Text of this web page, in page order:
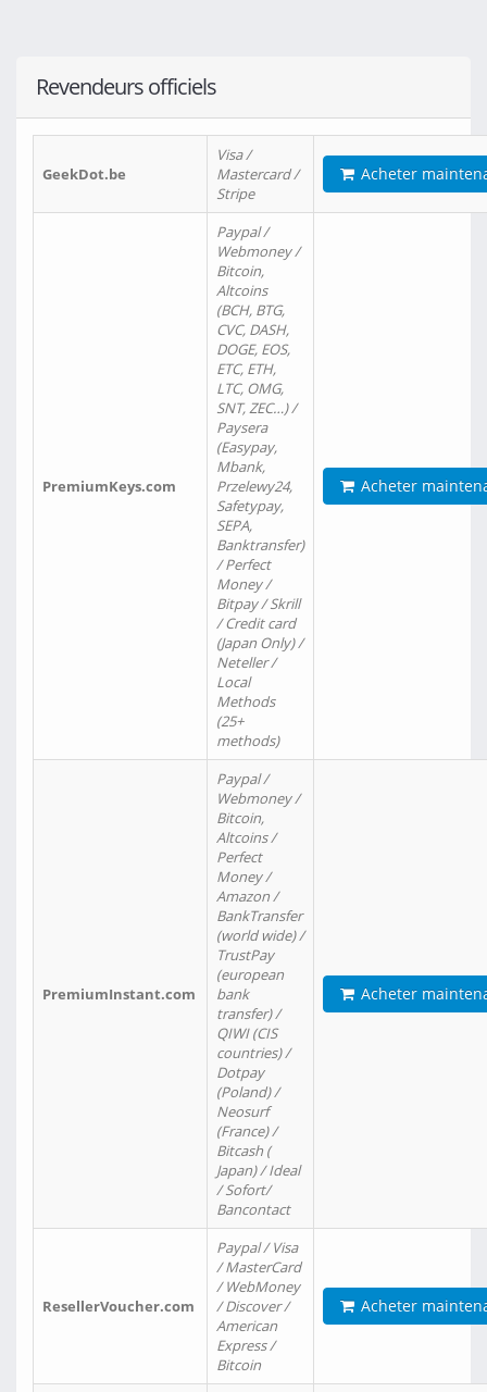
Revendeurs officiels
GeekDot.be
Visa /
Mastercard /
Stripe
Acheter
PremiumKeys.com
Paypal /
Webmoney /
Bitcoin,
Altcoins
(BCH, BTG,
CVC, DASH,
DOGE, EOS,
ETC, ETH,
LTC, OMG,
SNT, ZEC…) /
Paysera
(Easypay,
Mbank,
Przelewy24,
Safetypay,
SEPA,
Banktransfer)
/ Perfect
Money /
Bitpay / Skrill
/ Credit card
(Japan Only) /
Neteller /
Local
Methods
(25+
methods)
Acheter
PremiumInstant.com
Paypal /
Webmoney /
Bitcoin,
Altcoins /
Perfect
Money /
Amazon /
BankTransfer
(world wide) /
TrustPay
(european
bank
transfer) /
QIWI (CIS
countries) /
Dotpay
(Poland) /
Neosurf
(France) /
Bitcash (
Japan) / Ideal
/ Sofort/
Bancontact
Acheter
ResellerVoucher.com
Paypal / Visa
/ MasterCard
/ WebMoney
/ Discover /
American
Express /
Bitcoin
Acheter